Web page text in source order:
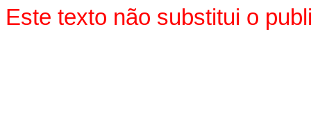
Este texto não substitui o